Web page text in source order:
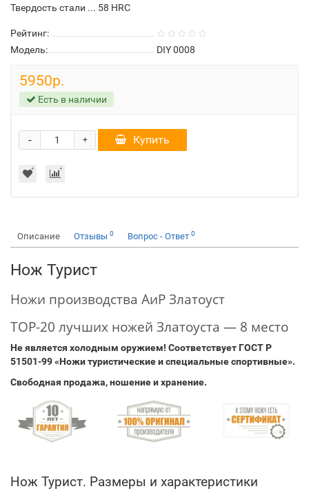
Твердость стали ... 58 HRC
Рейтинг:
Модель:
DIY 0008
5950р.
Есть в наличии
+
- Купить
Описание Отзывы 0 Вопрос - Ответ 0
Нож Турист
Ножи производства АиР Златоуст
TOP-20 лучших ножей Златоуста — 8 место
Не является холодным оружием! Соответствует ГОСТ Р
51501-99 «Ножи туристические и специальные спортивные».
Свободная продажа, ношение и хранение.
Нож Турист. Размеры и характеристики